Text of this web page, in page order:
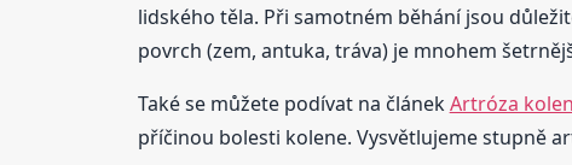
lidského těla. Při samotném běhání jsou
povrch (zem, antuka, tráva) je mnohem
Také se můžete podívat na článekArtróza
příčinou bolesti kolene. Vysvětlujeme stupně